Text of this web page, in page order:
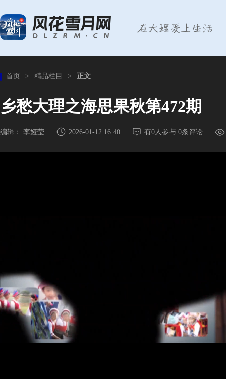
首页 > 精品栏目 > 正文
乡愁大理之海思果秋第472期
编辑： 李娅莹 2026-01-12 16:40 有0人参与 0条评论